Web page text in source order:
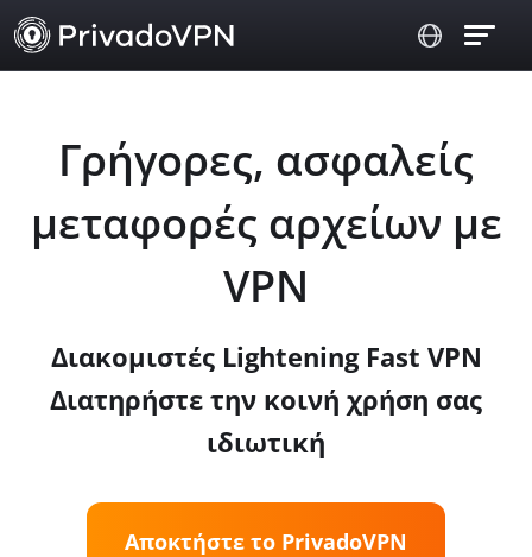
Γρήγορες, ασφαλείς
μεταφορές αρχείων με
VPN
Διακομιστές Lightening Fast VPN
Διατηρήστε την κοινή χρήση σας
ιδιωτική
Αποκτήστε το PrivadoVPN